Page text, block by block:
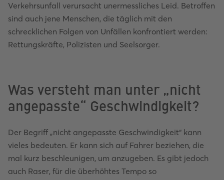
Verkehrsunfall verursacht unermessliches Leid. Betroffen
sind auch jene Menschen, die täglich mit den
schrecklichen Folgen von Unfällen konfrontiert werden:
Rettungskräfte, Polizisten und Seelsorger.
Was versteht man unter „nicht
angepasste“ Geschwindigkeit?
Der Begriff „nicht angepasste Geschwindigkeit“ kann
vieles bedeuten. Er kann sich auf Fahrer beziehen, die
mal kurz beschleunigen, um anzugeben. Es gibt jedoch
auch Raser, für die überhöhtes Tempo so